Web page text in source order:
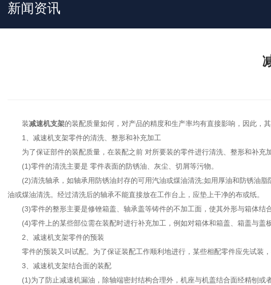
新闻资讯
装减速机支架的装配质量如何，对产品的精度和生产率均有直接影响，因此，
1、减速机支架零件的清洗、整形和补充加工
为了保证部件的装配质量，在装配之前 对所要装的零件进行清洗、整形和补充加
(1)零件的清洗主要是 零件表面的防锈油、灰尘、切屑等污物。
(2)清洗轴承，如轴承用防锈油封存的可用汽油或煤油清洗;如用厚油和防锈油脂
油或煤油清洗。经过清洗后的轴承不能直接放在工作台上，应垫上干净的布或纸。
(3)零件的整形主要是修锉箱盖、轴承盖等铸件的不加工面，使其外形与箱体结
(4)零件上的某些部位需在装配时进行补充加工，例如对箱体和箱盖、箱盖与盖
2、减速机支架零件的预装
零件的预装又叫试配。为了保证装配工作顺利地进行，某些相配零件应先试装
3、减速机支架结合面的装配
(1)为了防止减速机漏油，除轴端密封结构合理外，机座与机盖结合面经精刨或者